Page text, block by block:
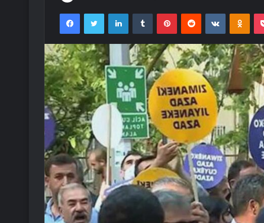
FacebookTwitter LinkedInTumblr PinterestReddit VKontakte